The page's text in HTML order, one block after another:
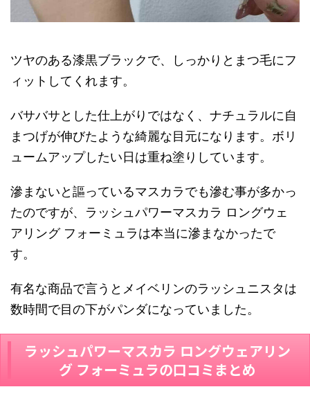
ツヤのある漆黒ブラックで、しっかりとまつ毛にフ
ィットしてくれます。
バサバサとした仕上がりではなく、ナチュラルに自
まつげが伸びたような綺麗な目元になります。ボリ
ュームアップしたい日は重ね塗りしています。
滲まないと謳っているマスカラでも滲む事が多かっ
たのですが、 ラッシュパワーマスカラ ロングウェ
アリング フォーミュラは本当に滲まなかったで
す。
有名な商品で言うとメイベリンのラッシュニスタは
数時間で目の下がパンダになっていました。
ラッシュパワーマスカラ ロングウェアリン
グ フォーミュラの口コミまとめ